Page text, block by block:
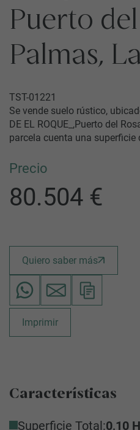
Puerto
Palmas,
TST-01221
Se vende suelo rústico,
DE EL ROQUE_,Puerto del
parcela cuenta una superficie
Precio
80.504 €
Quiero saber más
Imprimir
Características
Superficie Total:0,10